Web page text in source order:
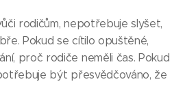
rodičům, nepotřebuje slyšet,
Pokud se cítilo opuštěné,
proč rodiče neměli čas. Pokud
být přesvědčováno, že